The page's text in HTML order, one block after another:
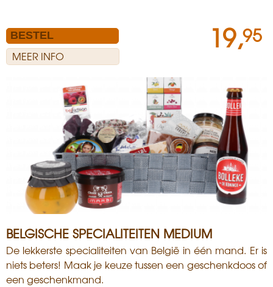
MEER INFO
19,95
BELGISCHE SPECIALITEITEN MEDIUM
De lekkerste specialiteiten van België in één mand. Er is
niets beters! Maak je keuze tussen een geschenkdoos of
een geschenkmand.